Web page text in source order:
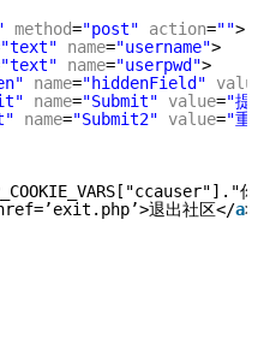
method="post" action="">
"text" name="username">
"text" name="userpwd">
name="hiddenField" value
name="Submit" value="提交
name="Submit2" value="重置
你
退出社区</a>";